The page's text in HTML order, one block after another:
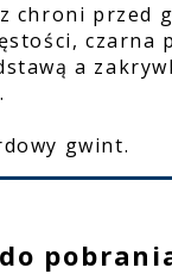
chroni przed
czarna
a
gwint.